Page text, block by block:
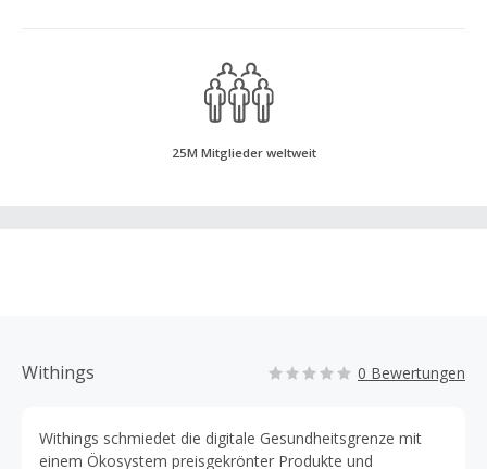
25M Mitglieder weltweit
Withings 0 Bewertungen
Withings schmiedet die digitale Gesundheitsgrenze mit
einem Ökosystem preisgekrönter Produkte und